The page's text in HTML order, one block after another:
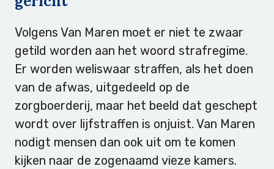
Volgens Van Maren moet er niet te zwaar
getild worden aan het woord strafregime.
Er worden weliswaar straffen, als het doen
van de afwas, uitgedeeld op de
zorgboerderij, maar het beeld dat geschept
wordt over lijfstraffen is onjuist. Van Maren
nodigt mensen dan ook uit om te komen
kijken naar de zogenaamd vieze kamers.